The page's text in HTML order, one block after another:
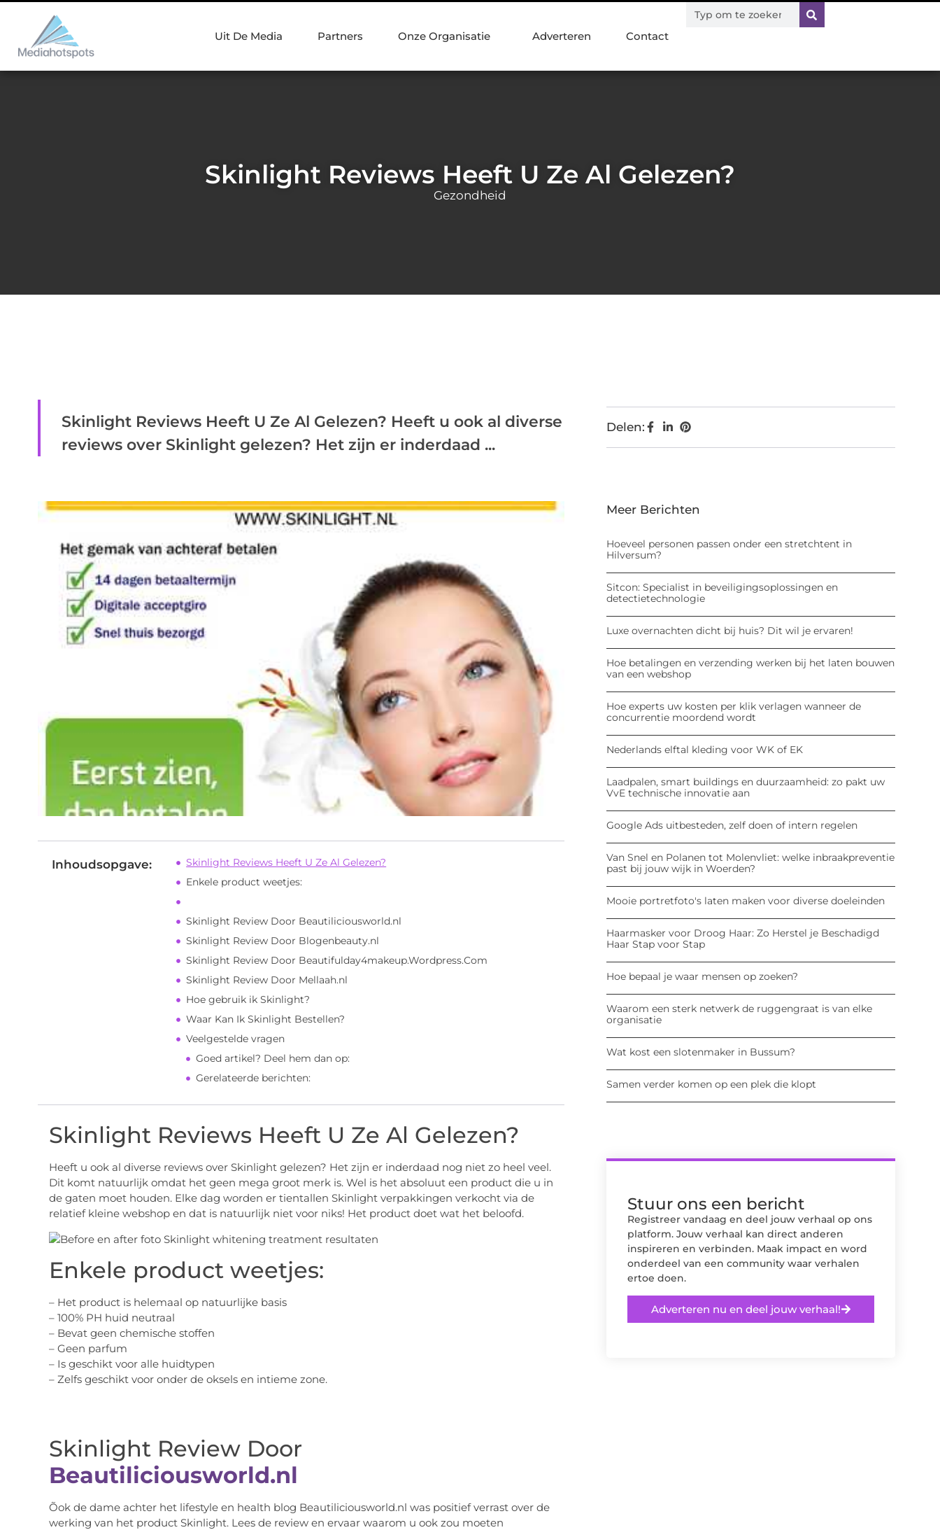
Uit De Media Partners Onze Organisatie Adverteren Contact
Skinlight Reviews Heeft U Ze Al Gelezen?
Gezondheid
Skinlight Reviews Heeft U Ze Al Gelezen? Heeft u ook al diverse
reviews over Skinlight gelezen? Het zijn er inderdaad ...
Inhoudsopgave:
Skinlight Reviews Heeft U Ze Al Gelezen?
Enkele product weetjes:
Skinlight Review Door Beautiliciousworld.nl
Skinlight Review Door Blogenbeauty.nl
Skinlight Review Door Beautifulday4makeup.Wordpress.Com
Skinlight Review Door Mellaah.nl
Hoe gebruik ik Skinlight?
Waar Kan Ik Skinlight Bestellen?
Veelgestelde vragen
Goed artikel? Deel hem dan op:
Gerelateerde berichten:
Skinlight Reviews Heeft U Ze Al Gelezen?
Heeft u ook al diverse reviews over Skinlight gelezen? Het zijn er inderdaad nog niet zo heel veel.
Dit komt natuurlijk omdat het geen mega groot merk is. Wel is het absoluut een product die u in
de gaten moet houden. Elke dag worden er tientallen Skinlight verpakkingen verkocht via de
relatief kleine webshop en dat is natuurlijk niet voor niks! Het product doet wat het beloofd.
Enkele product weetjes:
– Het product is helemaal op natuurlijke basis
– 100% PH huid neutraal
– Bevat geen chemische stoffen
– Geen parfum
– Is geschikt voor alle huidtypen
– Zelfs geschikt voor onder de oksels en intieme zone.
Skinlight Review Door
Beautiliciousworld.nl
Õok de dame achter het lifestyle en health blog Beautiliciousworld.nl was positief verrast over de
werking van het product Skinlight. Lees de review en ervaar waarom u ook zou moeten
Delen:
Meer Berichten
Hoeveel personen passen onder een stretchtent in
Hilversum?
Sitcon: Specialist in beveiligingsoplossingen en
detectietechnologie
Luxe overnachten dicht bij huis? Dit wil je ervaren!
Hoe betalingen en verzending werken bij het laten bouwen
van een webshop
Hoe experts uw kosten per klik verlagen wanneer de
concurrentie moordend wordt
Nederlands elftal kleding voor WK of EK
Laadpalen, smart buildings en duurzaamheid: zo pakt uw
VvE technische innovatie aan
Google Ads uitbesteden, zelf doen of intern regelen
Van Snel en Polanen tot Molenvliet: welke inbraakpreventie
past bij jouw wijk in Woerden?
Mooie portretfoto's laten maken voor diverse doeleinden
Haarmasker voor Droog Haar: Zo Herstel je Beschadigd
Haar Stap voor Stap
Hoe bepaal je waar mensen op zoeken?
Waarom een sterk netwerk de ruggengraat is van elke
organisatie
Wat kost een slotenmaker in Bussum?
Samen verder komen op een plek die klopt
Stuur ons een bericht
Registreer vandaag en deel jouw verhaal op ons
platform. Jouw verhaal kan direct anderen
inspireren en verbinden. Maak impact en word
onderdeel van een community waar verhalen
ertoe doen.
Adverteren nu en deel jouw verhaal!